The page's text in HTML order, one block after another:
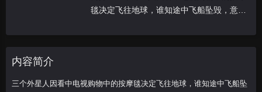
毯决定飞往地球，谁知途中飞船坠毁，意外
内容简介
三个外星人因看中电视购物中的按摩毯决定飞往地球，谁知途中飞船坠